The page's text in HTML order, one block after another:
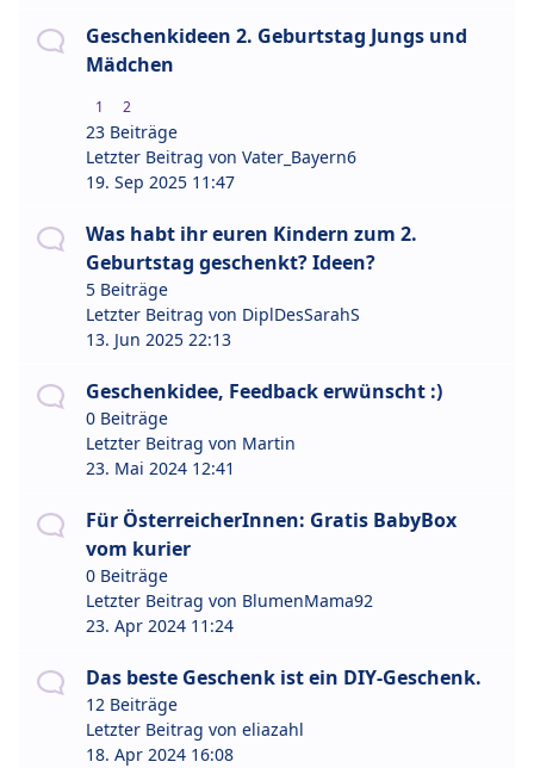
Geschenkideen 2. Geburtstag Jungs und
Mädchen
1 2
23 Beiträge
Letzter Beitrag von Vater_Bayern6
19. Sep 2025 11:47
Was habt ihr euren Kindern zum 2.
Geburtstag geschenkt? Ideen?
5 Beiträge
Letzter Beitrag von DiplDesSarahS
13. Jun 2025 22:13
Geschenkidee, Feedback erwünscht :)
0 Beiträge
Letzter Beitrag von Martin
23. Mai 2024 12:41
Für ÖsterreicherInnen: Gratis BabyBox
vom kurier
0 Beiträge
Letzter Beitrag von BlumenMama92
23. Apr 2024 11:24
Das beste Geschenk ist ein DIY-Geschenk.
12 Beiträge
Letzter Beitrag von eliazahl
18. Apr 2024 16:08